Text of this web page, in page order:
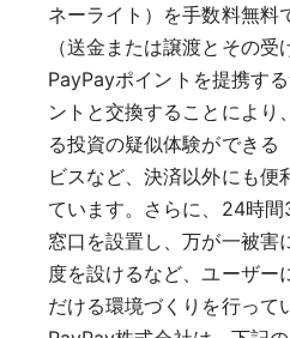
ネーライト）を手数料無料
（送金または譲渡とその受
PayPayポイントを提携す
ントと交換することにより
る投資の疑似体験ができる
ビスなど、決済以外にも便
ています。さらに、24時
窓口を設置し、万が一被害
度を設けるなど、ユーザー
だける環境づくりを行って